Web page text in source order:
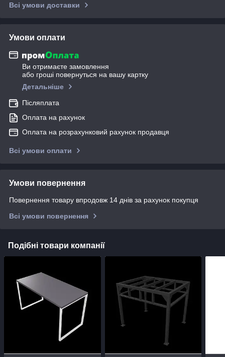
Всі умови доставки
Умови оплати
Ви отримаєте замовлення
або гроші повернуться на вашу картку
Детальніше
Післяплата
Оплата на рахунок
Оплата на розрахунковий рахунок продавця
Всі умови оплати
Умови повернення
Повернення товару впродовж 14 днів за рахунок покупця
Всі умови повернення
Подібні товари компанії